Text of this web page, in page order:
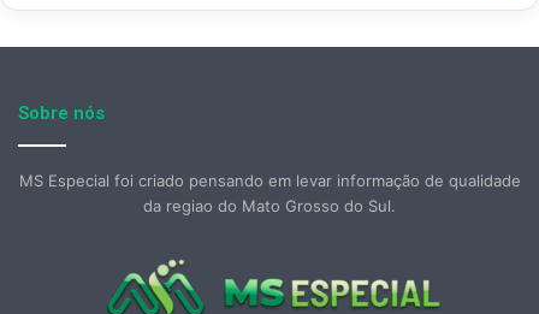
Sobre nós
MS Especial foi criado pensando em levar informação de qualidade
da regiao do Mato Grosso do Sul.